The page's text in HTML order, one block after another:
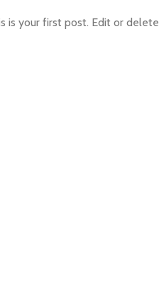
is your first post. Edit or delete